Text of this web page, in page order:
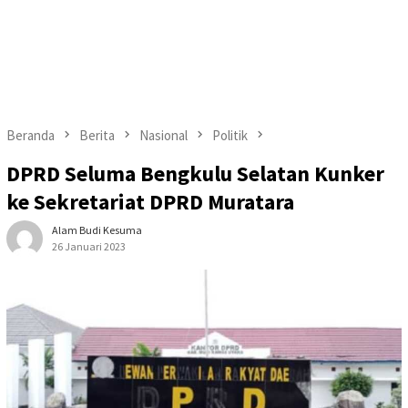
Beranda Berita Nasional Politik
DPRD Seluma Bengkulu Selatan Kunker
ke Sekretariat DPRD Muratara
Alam Budi Kesuma
26 Januari 2023